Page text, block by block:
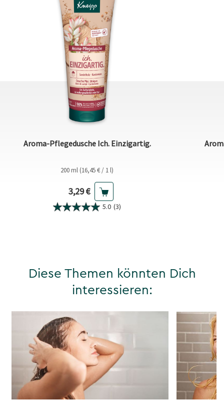
Aroma-Pflegedusche Ich. Einzigartig.
200 ml (16,45 € / 1 l)
Aktueller Preis
3,29 €
5.0 (3)
Diese Themen könnten Dich
interessieren: